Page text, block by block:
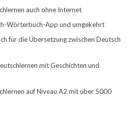
auch ohne Internet
Wörterbuch-App und umgekehrt
für die Übersetzung zwischen Deutsch
mit Geschichten und
auf Niveau A2 mit über 5000